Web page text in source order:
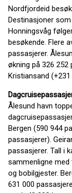
Nordfjordeid
Destinasjoner
Honningsvåg
besøkende. Flere
passasjerer.
økning på 326 252
Kristiansand
Ålesund havn
Bergen (590 944
passasjerer).
passasjerer. Tall i
sammenligne
og bobilgjester.
631 000